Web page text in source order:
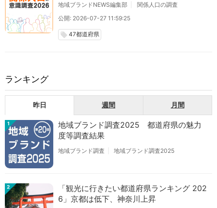
地域ブランドNEWS編集部
関係人口の調査
公開: 2026-07-27 11:59:25
local_offer 47都道府県
ランキング
昨日 週間 月間
1
地域ブランド調査2025 都道府県の魅力
度等調査結果
地域ブランド調査 地域ブランド調査2025
2
「観光に行きたい都道府県ランキング 202
6」京都は低下、神奈川上昇